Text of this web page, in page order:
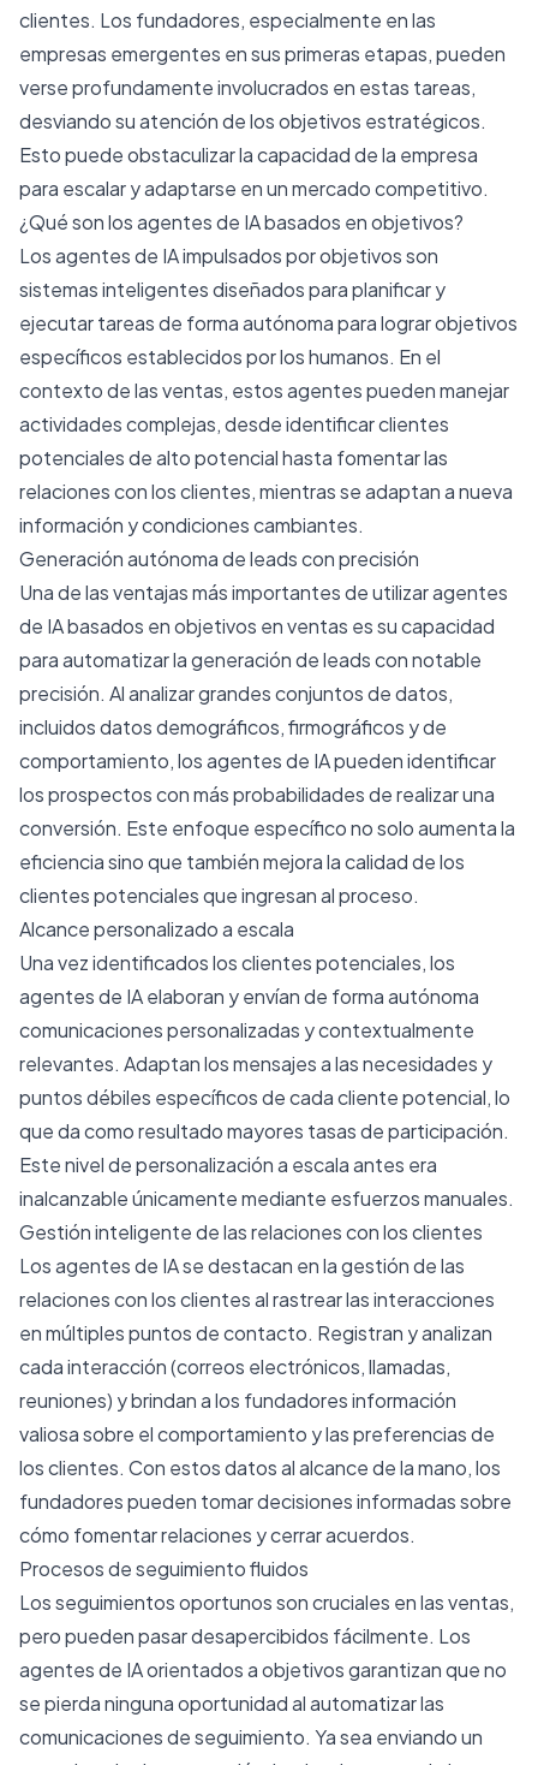
clientes. Los fundadores, especialmente en las
empresas emergentes en sus primeras etapas, pueden
verse profundamente involucrados en estas tareas,
desviando su atención de los objetivos estratégicos.
Esto puede obstaculizar la capacidad de la empresa
para escalar y adaptarse en un mercado competitivo.
¿Qué son los agentes de IA basados ​​en objetivos?
Los agentes de IA impulsados ​​por objetivos son
sistemas inteligentes diseñados para planificar y
ejecutar tareas de forma autónoma para lograr objetivos
específicos establecidos por los humanos. En el
contexto de las ventas, estos agentes pueden manejar
actividades complejas, desde identificar clientes
potenciales de alto potencial hasta fomentar las
relaciones con los clientes, mientras se adaptan a nueva
información y condiciones cambiantes.
Generación autónoma de leads con precisión
Una de las ventajas más importantes de utilizar agentes
de IA basados ​​en objetivos en ventas es su capacidad
para automatizar la generación de leads con notable
precisión. Al analizar grandes conjuntos de datos,
incluidos datos demográficos, firmográficos y de
comportamiento, los agentes de IA pueden identificar
los prospectos con más probabilidades de realizar una
conversión. Este enfoque específico no solo aumenta la
eficiencia sino que también mejora la calidad de los
clientes potenciales que ingresan al proceso.
Alcance personalizado a escala
Una vez identificados los clientes potenciales, los
agentes de IA elaboran y envían de forma autónoma
comunicaciones personalizadas y contextualmente
relevantes. Adaptan los mensajes a las necesidades y
puntos débiles específicos de cada cliente potencial, lo
que da como resultado mayores tasas de participación.
Este nivel de personalización a escala antes era
inalcanzable únicamente mediante esfuerzos manuales.
Gestión inteligente de las relaciones con los clientes
Los agentes de IA se destacan en la gestión de las
relaciones con los clientes al rastrear las interacciones
en múltiples puntos de contacto. Registran y analizan
cada interacción (correos electrónicos, llamadas,
reuniones) y brindan a los fundadores información
valiosa sobre el comportamiento y las preferencias de
los clientes. Con estos datos al alcance de la mano, los
fundadores pueden tomar decisiones informadas sobre
cómo fomentar relaciones y cerrar acuerdos.
Procesos de seguimiento fluidos
Los seguimientos oportunos son cruciales en las ventas,
pero pueden pasar desapercibidos fácilmente. Los
agentes de IA orientados a objetivos garantizan que no
se pierda ninguna oportunidad al automatizar las
comunicaciones de seguimiento. Ya sea enviando un